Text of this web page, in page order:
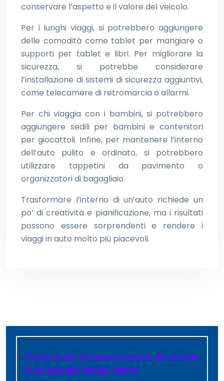
conservare l’aspetto e il valore del veicolo.
Per i lunghi viaggi, si potrebbero aggiungere
delle comodità come tablet per mangiare o
supporti per tablet e libri. Per migliorare la
sicurezza, si potrebbe considerare
l’installazione di sistemi di sicurezza aggiuntivi,
come telecamere di retromarcia o allarmi.
Per chi viaggia con i bambini, si potrebbero
aggiungere sedili per bambini e contenitori
per giocattoli. Infine, per mantenere l’interno
dell’auto pulito e ordinato, si potrebbero
utilizzare tappetini da pavimento o
organizzatori di bagagliaio.
Trasformare l’interno di un’auto richiede un
po’ di creatività e pianificazione, ma i risultati
possono essere sorprendenti e rendere i
viaggi in auto molto più piacevoli.
Come faccio a trovare un pezzo di ricambio
in un autodemolitore online?